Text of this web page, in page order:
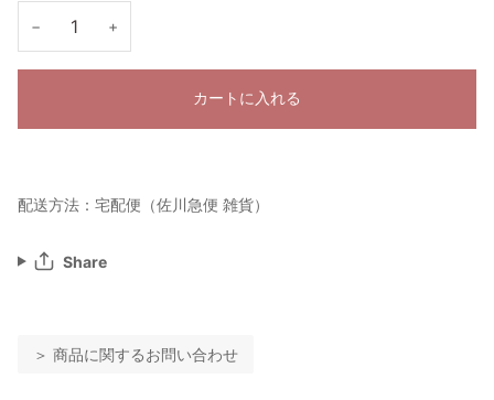
− +
カートに入れる
配送方法：宅配便（佐川急便 雑貨）
Share
＞ 商品に関するお問い合わせ